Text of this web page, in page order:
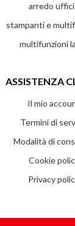
arredo
stampanti e
multifunzioni
ASSISTENZA
Il mio
Termini di
Modalità di
Cookie
Privacy